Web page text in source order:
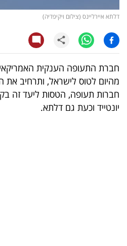
קריפטו
ויראלי
טלוויזיה
עסקי
ספורט
דלתא איירליינס (צילום ויקיפדיה)
חברת התעופה הענקית
מהיום לטוס לישראל, ותרחיב את
חברות תעופה, הטסות ליעד זה
יונטייד וכעת גם דלתא.